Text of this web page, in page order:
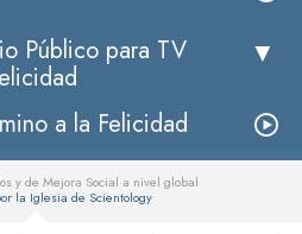
Público para TV
a la Felicidad
y de Mejora Social a nivel global
la Iglesia de Scientology